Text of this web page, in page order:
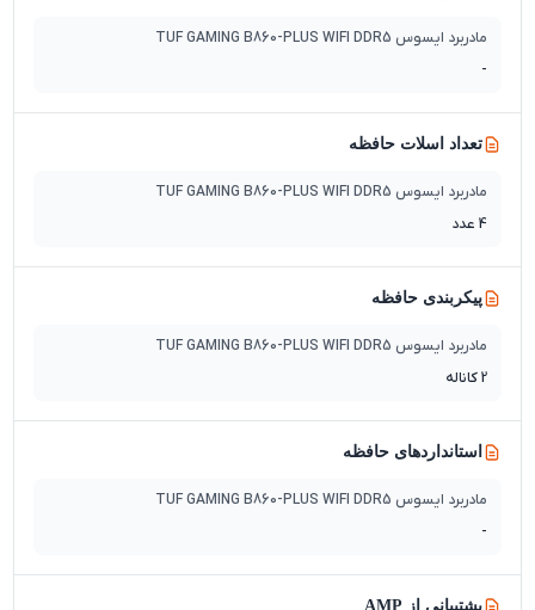
مادربرد ایسوس TUF GAMING B860-PLUS WIFI DDR5
-
تعداد اسلات حافظه
مادربرد ایسوس TUF GAMING B860-PLUS WIFI DDR5
4 عدد
پیکربندی حافظه
مادربرد ایسوس TUF GAMING B860-PLUS WIFI DDR5
2 کاناله
استانداردهای حافظه
مادربرد ایسوس TUF GAMING B860-PLUS WIFI DDR5
-
پشتیبانی از AMP